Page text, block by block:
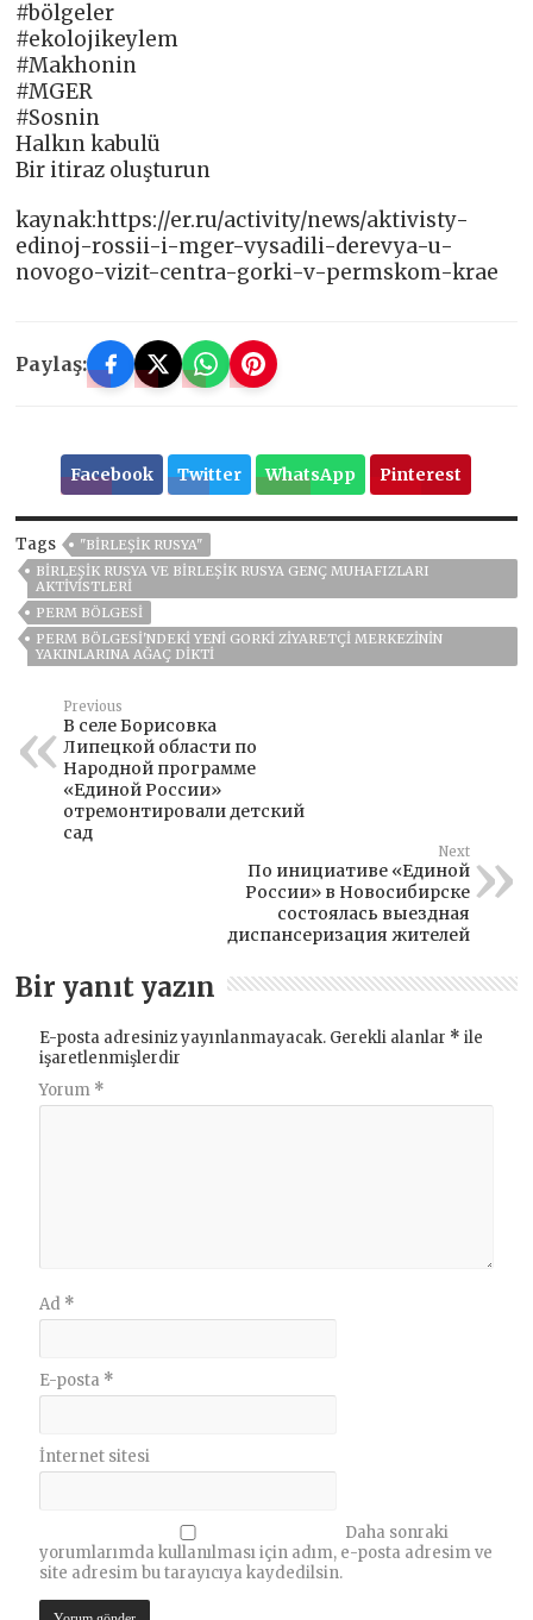
#bölgeler
#ekolojikeylem
#Makhonin
#‎MGER
#Sosnin
Halkın kabulü
Bir itiraz oluşturun
kaynak:https://er.ru/activity/news/aktivisty-
edinoj-rossii-i-mger-vysadili-derevya-u-
novogo-vizit-centra-gorki-v-permskom-krae
Paylaş:
Facebook Twitter WhatsApp Pinterest
Tags
"BIRLEŞIK RUSYA"
BIRLEŞIK RUSYA VE BIRLEŞIK RUSYA GENÇ MUHAFIZLARI
AKTIVISTLERI
PERM BÖLGESI
PERM BÖLGESI'NDEKI YENI GORKI ZIYARETÇI MERKEZININ
YAKINLARINA AĞAÇ DIKTI
Previous
В селе Борисовка
Липецкой области по
Народной программе
«Единой России»
отремонтировали детский
сад
Next
По инициативе «Единой
России» в Новосибирске
состоялась выездная
диспансеризация жителей
Bir yanıt yazın
E-posta adresiniz yayınlanmayacak. Gerekli alanlar * ile
işaretlenmişlerdir
Yorum *
Ad *
E-posta *
İnternet sitesi
Daha sonraki
yorumlarımda kullanılması için adım, e-posta adresim ve
site adresim bu tarayıcıya kaydedilsin.